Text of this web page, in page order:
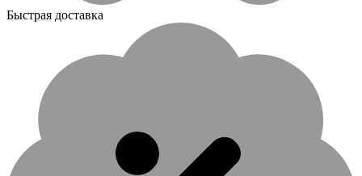
Быстрая доставка